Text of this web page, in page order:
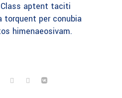
aptent taciti
torquent per conubia
himenaeosivam.